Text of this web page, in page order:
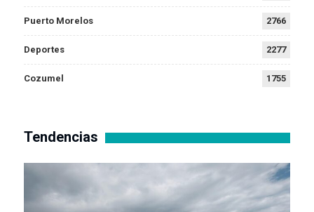
Puerto Morelos 2766
Deportes 2277
Cozumel 1755
Tendencias